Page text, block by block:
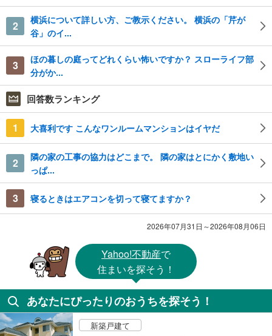
2
横浜について詳しい方、ご教示ください。 横浜の「芹が
谷」のイ...
3
ほの暮しの庭ってどれくらい怖いですか？ スローライフ部
分がか...
回答数ランキング
1 大喜利です こんなワンルームマンションはイヤだ
2
隣の家の工事の協力はどこまで。 隣の家はとにかく敷地い
っぱ...
3 寝るときはエアコンを切って寝てますか？
2026年07月31日～2026年08月06日
Yahoo!不動産で
住まいを探そう！
あなたにぴったりのおうちを探そう！
新築戸建て